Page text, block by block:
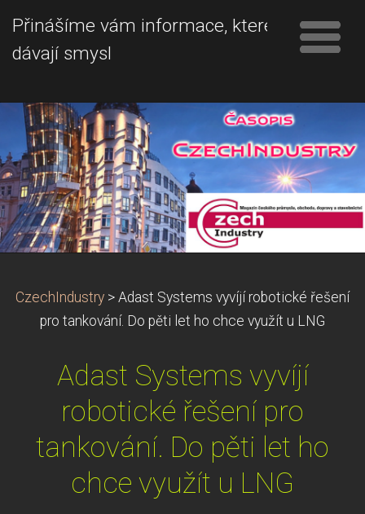
Přinášíme vám informace, které
dávají smysl
CzechIndustry > Adast Systems vyvíjí robotické řešení
pro tankování. Do pěti let ho chce využít u LNG
Adast Systems vyvíjí
robotické řešení pro
tankování. Do pěti let ho
chce využít u LNG